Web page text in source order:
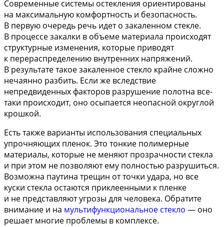
Современные системы остекления ориентированы
на максимальную комфортность и безопасность.
В первую очередь речь идет о закаленном стекле.
В процессе закалки в объеме материала происходят
структурные изменения, которые приводят
к перераспределению внутренних напряжений.
В результате такое закаленное стекло крайне сложно
нечаянно разбить. Если же вследствие
непредвиденных факторов разрушение полотна все-
таки происходит, оно осыпается неопасной округлой
крошкой.
Есть также варианты использования специальных
упрочняющих пленок. Это тонкие полимерные
материалы, которые не меняют прозрачности стекла
и при этом не позволяют ему полностью разрушиться.
Возможна паутина трещин от точки удара, но все
куски стекла остаются приклеенными к пленке
и не представляют угрозы для человека. Обратите
внимание и на мультифункциональное стекло — оно
решает многие проблемы в комплексе.